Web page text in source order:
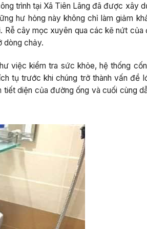
trình tại Xã Tiên Lãng đã được xây
hư hỏng này không chỉ làm giảm
Rễ cây mọc xuyên qua các kẽ nứt của
dòng chảy.
việc kiểm tra sức khỏe, hệ thống
tụ trước khi chúng trở thành vấn đề
diện của đường ống và cuối cùng